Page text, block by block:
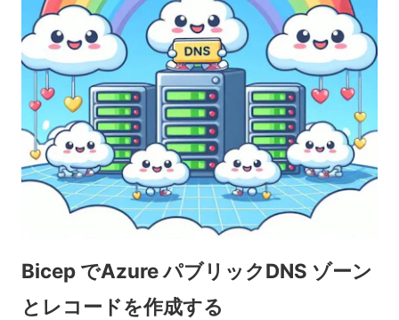
Bicep でAzure パブリックDNS ゾーン
とレコードを作成する